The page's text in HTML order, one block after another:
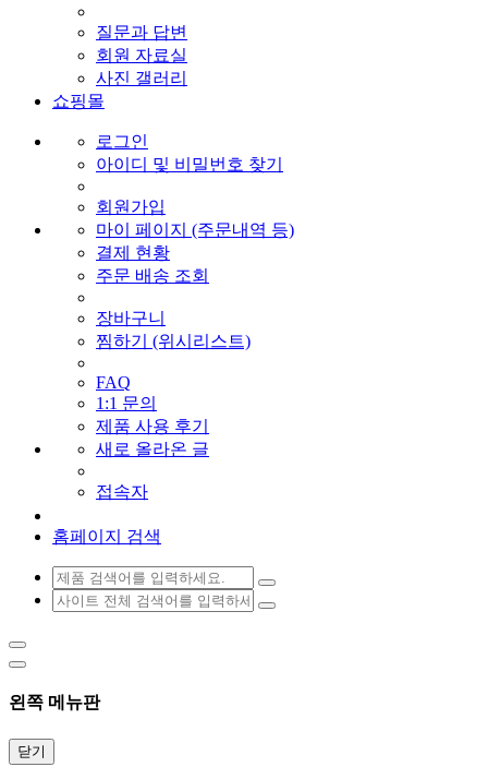
질문과 답변
회원 자료실
사진 갤러리
쇼핑몰
로그인
아이디 및 비밀번호 찾기
회원가입
마이 페이지 (주문내역 등)
결제 현황
주문 배송 조회
장바구니
찜하기 (위시리스트)
FAQ
1:1 문의
제품 사용 후기
새로 올라온 글
접속자
홈페이지 검색
왼쪽 메뉴판
닫기